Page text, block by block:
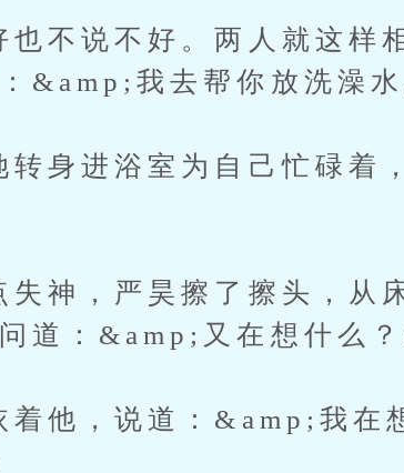
不说不好。两人就这样
&amp;我去帮你放洗澡
身进浴室为自己忙碌着
神，严昊擦了擦头，从
道：&amp;又在想什么
他，说道：&amp;我在